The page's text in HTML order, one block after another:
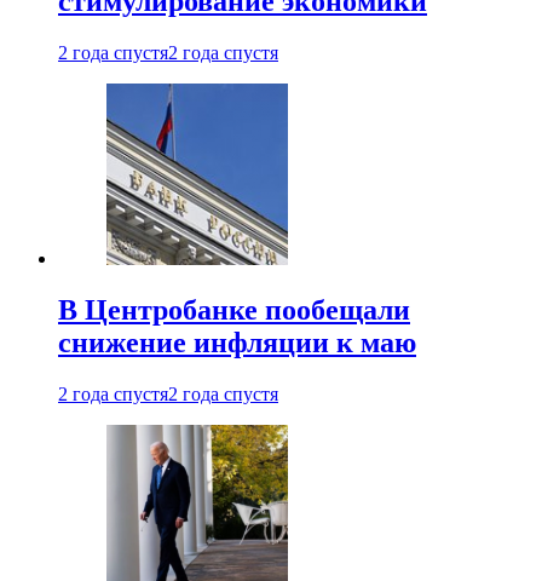
2 года спустя2 года спустя
В Центробанке пообещали
снижение инфляции к маю
2 года спустя2 года спустя